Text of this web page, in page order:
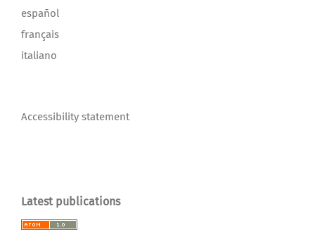
español
français
italiano
Accessibility statement
Latest publications